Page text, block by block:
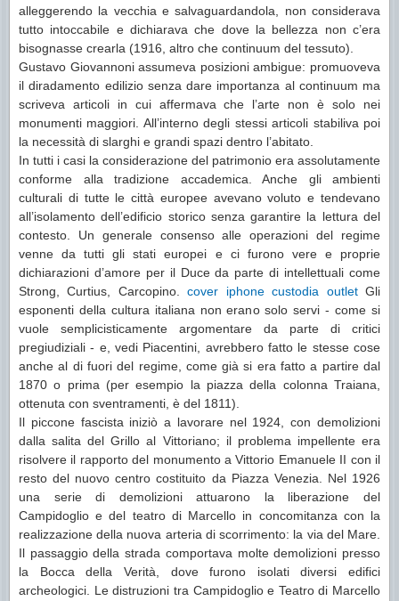
alleggerendo la vecchia e salvaguardandola, non considerava
tutto intoccabile e dichiarava che dove la bellezza non c’era
bisognasse crearla (1916, altro che continuum del tessuto).
Gustavo Giovannoni assumeva posizioni ambigue: promuoveva
il diradamento edilizio senza dare importanza al continuum ma
scriveva articoli in cui affermava che l’arte non è solo nei
monumenti maggiori. All’interno degli stessi articoli stabiliva poi
la necessità di slarghi e grandi spazi dentro l’abitato.
In tutti i casi la considerazione del patrimonio era assolutamente
conforme alla tradizione accademica. Anche gli ambienti
culturali di tutte le città europee avevano voluto e tendevano
all’isolamento dell’edificio storico senza garantire la lettura del
contesto. Un generale consenso alle operazioni del regime
venne da tutti gli stati europei e ci furono vere e proprie
dichiarazioni d’amore per il Duce da parte di intellettuali come
Strong, Curtius, Carcopino.cover iphone custodia outletGli
esponenti della cultura italiana non erano solo servi - come si
vuole semplicisticamente argomentare da parte di critici
pregiudiziali - e, vedi Piacentini, avrebbero fatto le stesse cose
anche al di fuori del regime, come già si era fatto a partire dal
1870 o prima (per esempio la piazza della colonna Traiana,
ottenuta con sventramenti, è del 1811).
Il piccone fascista iniziò a lavorare nel 1924, con demolizioni
dalla salita del Grillo al Vittoriano; il problema impellente era
risolvere il rapporto del monumento a Vittorio Emanuele II con il
resto del nuovo centro costituito da Piazza Venezia. Nel 1926
una serie di demolizioni attuarono la liberazione del
Campidoglio e del teatro di Marcello in concomitanza con la
realizzazione della nuova arteria di scorrimento: la via del Mare.
Il passaggio della strada comportava molte demolizioni presso
la Bocca della Verità, dove furono isolati diversi edifici
archeologici. Le distruzioni tra Campidoglio e Teatro di Marcello